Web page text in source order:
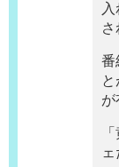
番
が